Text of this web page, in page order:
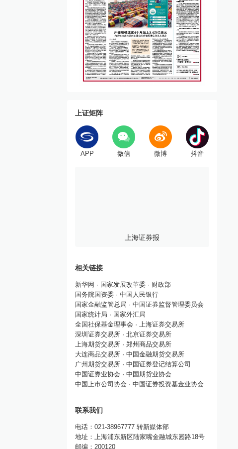
上证矩阵
APP 微信 微博 抖音
上海证券报
相关链接
新华网 · 国家发展改革委 · 财政部
国务院国资委 · 中国人民银行
国家金融监管总局 · 中国证券监督管理委员会
国家统计局 · 国家外汇局
全国社保基金理事会 ·
上海证券交易所
深圳证券交易所 · 北京证券交易所
上海期货交易所 · 郑州商品交易所
大连商品交易所 · 中国金融期货交易所
广州期货交易所 · 中国证券登记结算公司
中国证券业协会 · 中国期货业协会
中国上市公司协会 · 中国证券投资基金业协会
联系我们
电话：021-38967777 转新媒体部
地址：上海浦东新区陆家嘴金融城东园路18号
邮编：200120